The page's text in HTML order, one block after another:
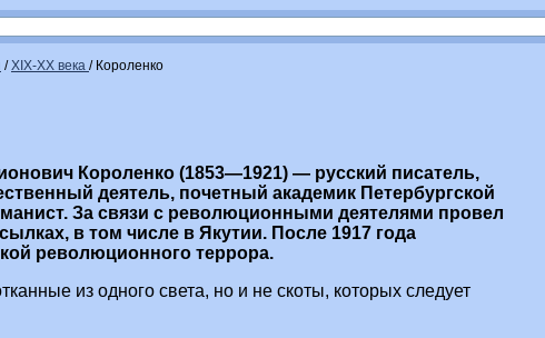
/XIX-XX века / Короленко
Короленко (1853—1921) — русский писатель,
деятель, почетный академик Петербургской
За связи с революционными деятелями провел
в том числе в Якутии. После 1917 года
революционного террора.
из одного света, но и не скоты, которых следует